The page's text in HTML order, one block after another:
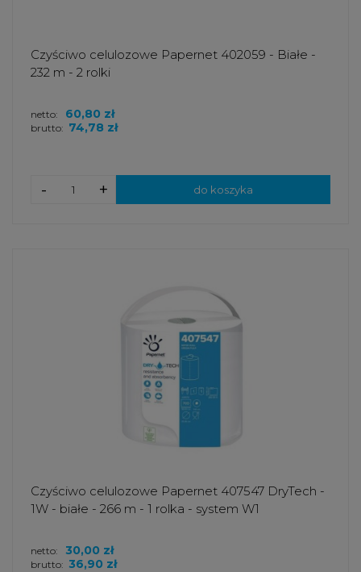
Czyściwo celulozowe Papernet 402059 - Białe -
232 m - 2 rolki
brutto: 74,78 zł
netto: 60,80 zł
+
- do koszyka
Czyściwo celulozowe Papernet 407547 DryTech -
1W - białe - 266 m - 1 rolka - system W1
brutto: 36,90 zł
netto: 30,00 zł